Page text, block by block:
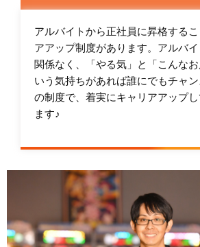
アルバイトから正社員に昇格する
アアップ制度があります。アルバ
関係なく、「やる気」と「こんな
いう気持ちがあれば誰にでもチャ
の制度で、着実にキャリアアップ
ます♪